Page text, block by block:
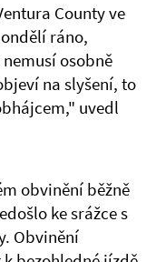
County ve
ráno,
osobně
na slyšení, to
uvedl
obvinění běžně
ke srážce s
Obvinění